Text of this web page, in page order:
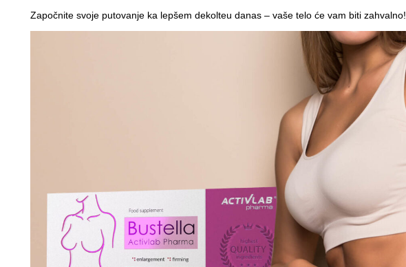
Započnite svoje putovanje ka lepšem dekolteu danas – vaše telo će vam biti zahvalno!